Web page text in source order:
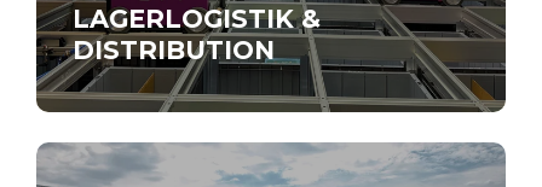
LAGERLOGISTIK &
DISTRIBUTION